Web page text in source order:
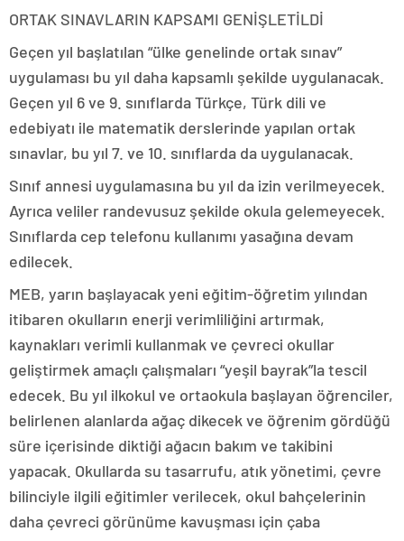
ORTAK SINAVLARIN KAPSAMI GENİŞLETİLDİ
Geçen yıl başlatılan “ülke genelinde ortak sınav”
uygulaması bu yıl daha kapsamlı şekilde uygulanacak.
Geçen yıl 6 ve 9. sınıflarda Türkçe, Türk dili ve
edebiyatı ile matematik derslerinde yapılan ortak
sınavlar, bu yıl 7. ve 10. sınıflarda da uygulanacak.
Sınıf annesi uygulamasına bu yıl da izin verilmeyecek.
Ayrıca veliler randevusuz şekilde okula gelemeyecek.
Sınıflarda cep telefonu kullanımı yasağına devam
edilecek.
MEB, yarın başlayacak yeni eğitim-öğretim yılından
itibaren okulların enerji verimliliğini artırmak,
kaynakları verimli kullanmak ve çevreci okullar
geliştirmek amaçlı çalışmaları “yeşil bayrak”la tescil
edecek. Bu yıl ilkokul ve ortaokula başlayan öğrenciler,
belirlenen alanlarda ağaç dikecek ve öğrenim gördüğü
süre içerisinde diktiği ağacın bakım ve takibini
yapacak. Okullarda su tasarrufu, atık yönetimi, çevre
bilinciyle ilgili eğitimler verilecek, okul bahçelerinin
daha çevreci görünüme kavuşması için çaba